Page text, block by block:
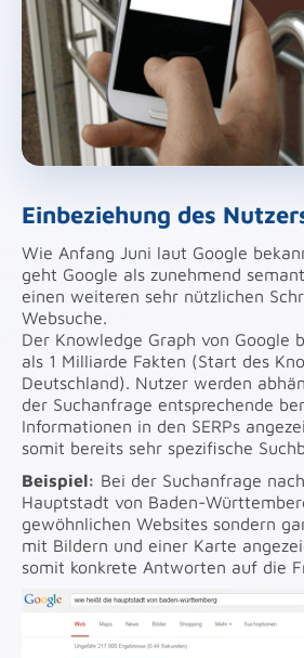
Einbeziehung des
Wie Anfang Juni laut Google
geht Google als zunehmend
einen weiteren sehr nützlichen
Websuche.
Der Knowledge Graph von Google
als 1 Milliarde Fakten (Start des
Deutschland). Nutzer werden
der Suchanfrage entsprechende
Informationen in den SERPs
somit bereits sehr spezifische
Beispiel: Bei der Suchanfrage
Hauptstadt von Baden-
gewöhnlichen Websites sondern
mit Bildern und einer Karte
somit konkrete Antworten auf die